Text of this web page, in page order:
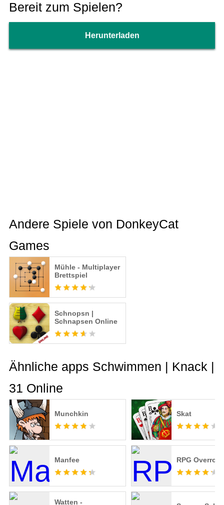
Bereit zum Spielen?
Herunterladen
Andere Spiele von DonkeyCat
Games
Mühle - Multiplayer
Brettspiel
Schnopsn |
Schnapsen Online
Ähnliche apps Schwimmen | Knack |
31 Online
Munchkin Skat
Manfee RPG
Watten -